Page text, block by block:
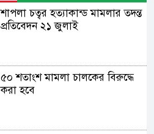
শাপলা চত্বর হত্যাকান্ড মামলার তদন্ত
প্রতিবেদন ২১ জুলাই
৫০ শতাংশ মামলা চালকের বিরুদ্ধে
করা হবে